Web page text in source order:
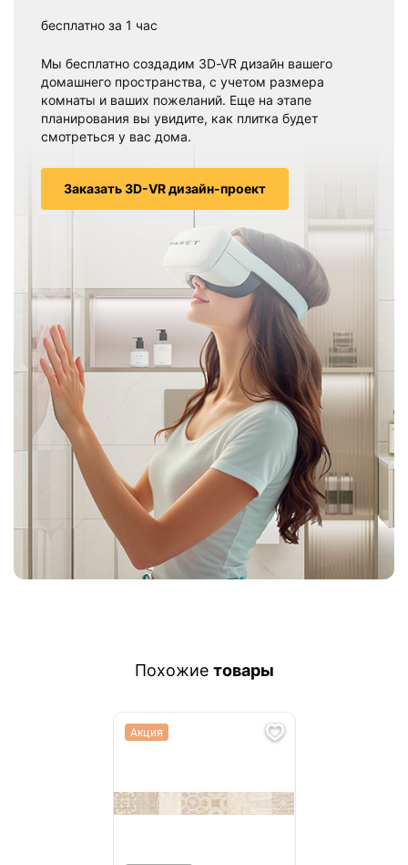
бесплатно за 1 час
Мы бесплатно создадим 3D-VR дизайн вашего
домашнего пространства, с учетом размера
комнаты и ваших пожеланий. Еще на этапе
планирования вы увидите, как плитка будет
смотреться у вас дома.
Заказать 3D-VR дизайн-проект
Похожие товары
Акция